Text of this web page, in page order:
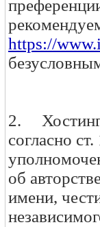
https://
2.
согласно
об
имени,